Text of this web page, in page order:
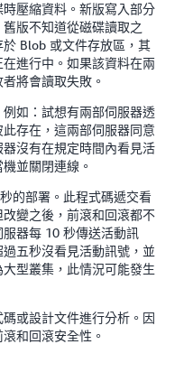
壓縮資料。新版寫入部分
版不知道從磁碟讀取之
Blob 或文件存放區，其
進行中。如果該資料在兩
將會讀取失敗。
如：試想有兩部伺服器透
存在，這兩部伺服器同意
沒有在規定時間內看見活
並關閉連線。
的部署。此程式碼遞交看
變之後，前滾和回滾都不
器每 10 秒傳送活動訊
五秒沒看見活動訊號，並
型叢集，此情況可能發生
或設計文件進行分析。因
和回滾安全性。